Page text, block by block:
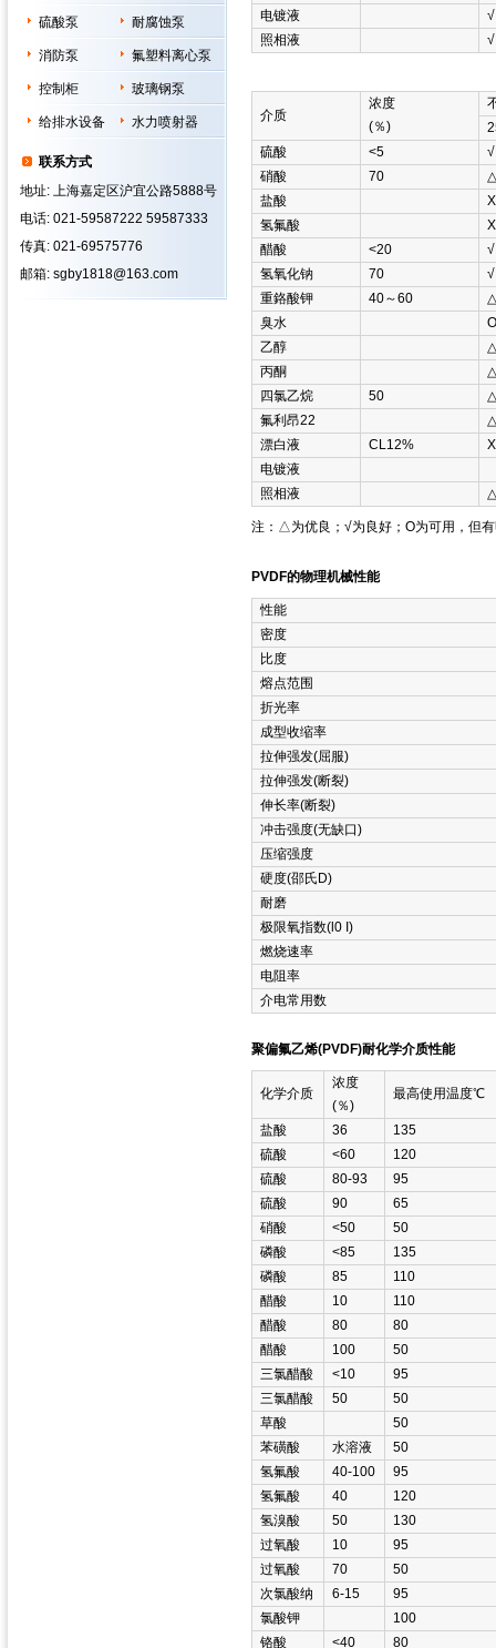
硫酸泵 耐腐蚀泵
消防泵 氟塑料离心泵
控制柜 玻璃钢泵
给排水设备 水力喷射器
联系方式
地址: 上海嘉定区沪宜公路5888号
电话: 021-59587222 59587333
传真: 021-69575776
邮箱: sgby1818@163.com
电镀液
√
照相液
√
介质
浓度
(％)
硫酸
<5
√
硝酸
70
△
盐酸
Χ
氢氟酸
Χ
醋酸
<20
√
氢氧化钠
70
√
重鉻酸钾
40～60
△
臭水
Ο
乙醇
△
丙酮
△
四氯乙烷
50
△
氟利昂22
△
漂白液
CL12%
Χ
电镀液
照相液
△
注：△为优良；√为良好；Ο为可用，但
PVDF的物理机械性能
性能
密度
比度
熔点范围
折光率
成型收缩率
拉伸强发(屈服)
拉伸强发(断裂)
伸长率(断裂)
冲击强度(无缺口)
压缩强度
硬度(邵氏D)
耐磨
极限氧指数(l0 I)
燃烧速率
电阻率
介电常用数
聚偏氟乙烯(PVDF)耐化学介质性能
化学介质
浓度
(％)
最高使用温度℃
盐酸 36
135
硫酸
<60
120
硫酸
80-93
95
硫酸
90
65
硝酸
<50
50
磷酸
<85
135
磷酸
85
110
醋酸
10
110
醋酸
80
80
醋酸
100
50
三氯醋酸
<10
95
三氯醋酸
50
50
草酸
50
苯磺酸
水溶液
50
氢氟酸
40-100
95
氢氟酸
40
120
氢溴酸
50
130
过氧酸
10
95
过氧酸
70
50
次氯酸纳
6-15
95
氯酸钾
100
铬酸
<40 80